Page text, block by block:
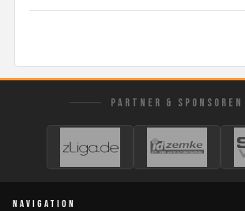
PARTNER & SPONSOREN
NAVIGATION